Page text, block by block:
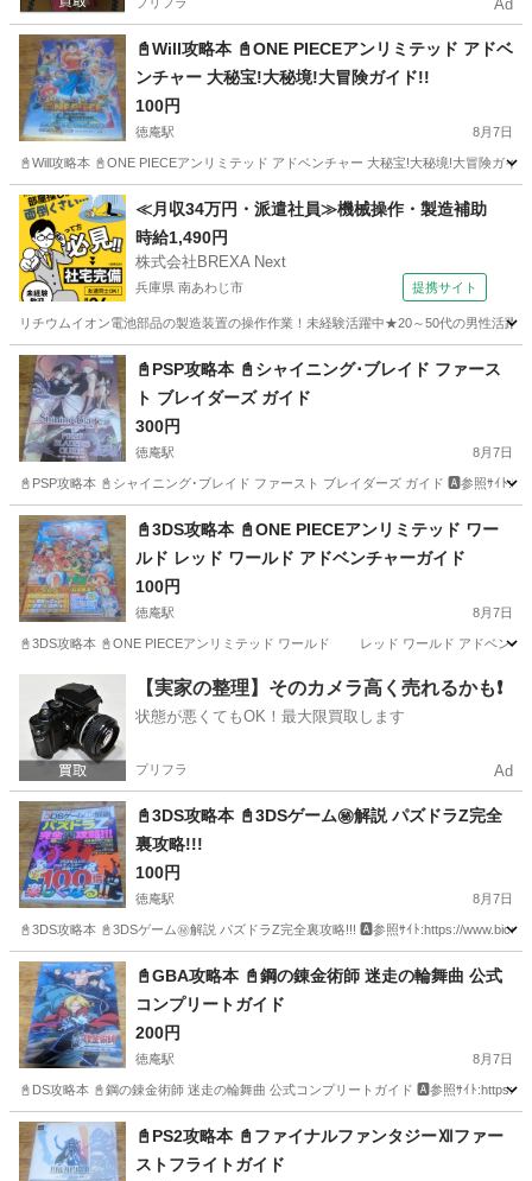
Ad
📓Will攻略本 📓ONE PIECEアンリミテッド アドベ
ンチャー 大秘宝!大秘境!大冒険ガイド!!
100円
徳庵駅 8月7日
📓Will攻略本 📓ONE PIECEアンリミテッド アドベンチャー 大秘宝!大秘境!大冒険ガ
大阪 東大阪市 徳庵駅 ゲーム攻略本 大阪 東大阪市
鴻池新田駅 ゲーム攻略本
≪月収34万円・派遣社員≫機械操作・製造補助
時給1,490円
株式会社BREXA Next
兵庫県 南あわじ市 提携サイト
リチウムイオン電池部品の製造装置の操作作業！未経験活躍中★20～50代の男性活
兵庫 南あわじ市 その他
📓PSP攻略本 📓シャイニング･ブレイド ファース
ト ブレイダーズ ガイド
300円
徳庵駅 8月7日
📓PSP攻略本 📓シャイニング･ブレイド ファースト ブレイダーズ ガイド 🅰参照ｻｲﾄ
大阪 東大阪市 徳庵駅 ゲーム攻略本
鴻池新田駅 ゲーム攻略本 攻略本
📓3DS攻略本 📓ONE PIECEアンリミテッド ワー
ルド レッド ワールド アドベンチャーガイド
100円
徳庵駅 8月7日
📓3DS攻略本 📓ONE PIECEアンリミテッド ワールド レッド ワールド アドベンチ
徳庵駅 ゲーム攻略本 大阪 東大阪市
鴻池新田駅 ゲーム攻略本 ワールド
【実家の整理】そのカメラ高く売れるかも❗️
状態が悪くてもOK！最大限買取します
プリフラ Ad
📓3DS攻略本 📓3DSゲーム㊙解説 パズドラZ完全
裏攻略!!!
100円
徳庵駅 8月7日
📓3DS攻略本 📓3DSゲーム㊙解説 パズドラZ完全裏攻略!!! 🅰参照ｻｲﾄ:https://
大阪 東大阪市 徳庵駅 ゲーム攻略本 大阪 東大阪市
鴻池新田駅 ゲーム攻略本 攻略本
📓GBA攻略本 📓鋼の錬金術師 迷走の輪舞曲 公式
コンプリートガイド
200円
徳庵駅 8月7日
📓DS攻略本 📓鋼の錬金術師 迷走の輪舞曲 公式コンプリートガイド 🅰参照ｻｲﾄ:https://
大阪 東大阪市 徳庵駅 ゲーム攻略本 東大阪市
鴻池新田駅 ゲーム攻略本 攻略本
📓PS2攻略本 📓ファイナルファンタジーⅫファー
ストフライトガイド